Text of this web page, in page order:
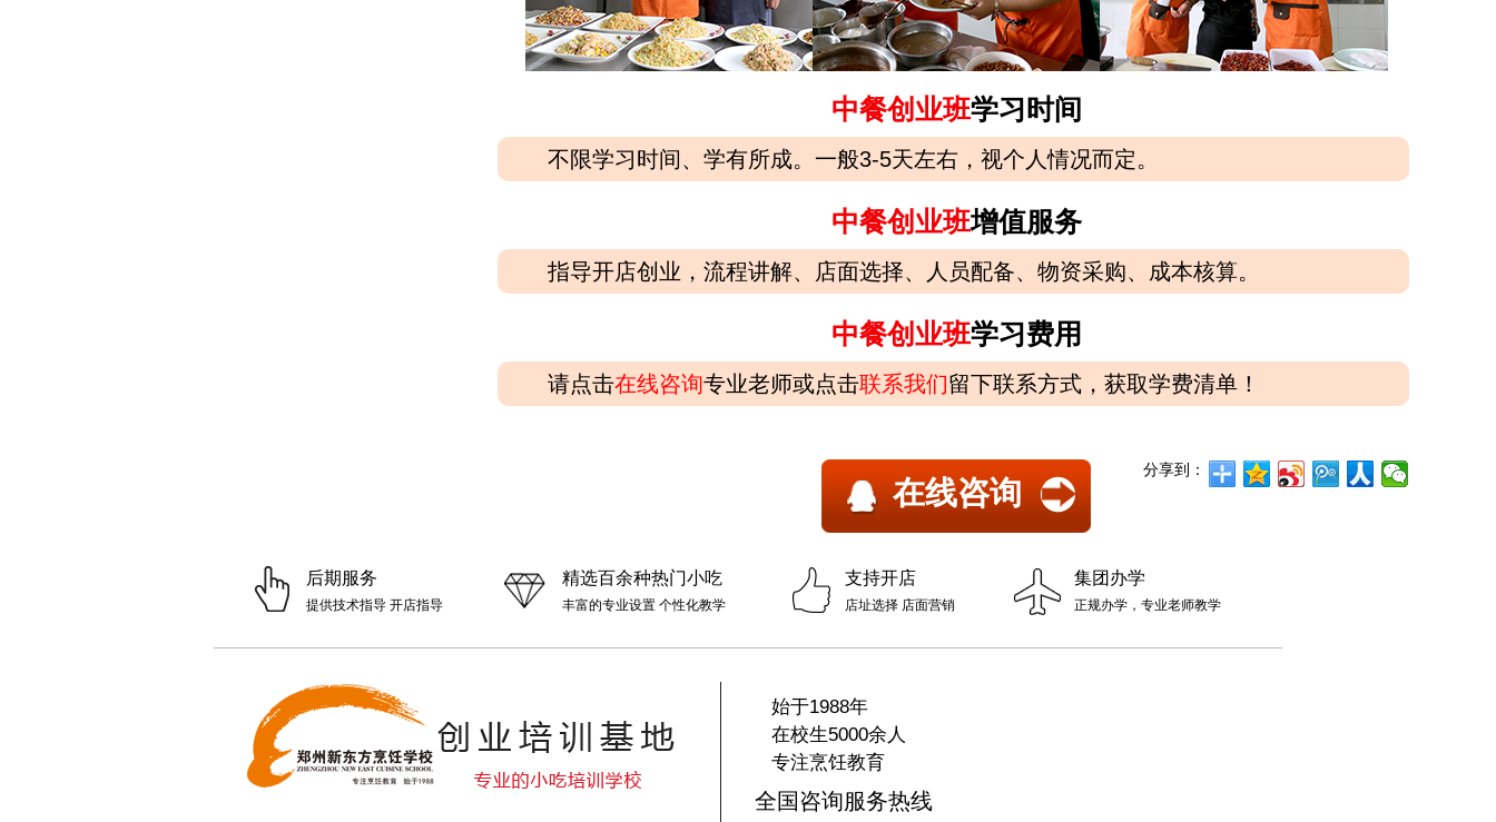
中餐创业班学习时间
不限学习时间、学有所成。一般3-5天左右，视个人情况而定。
中餐创业班增值服务
指导开店创业，流程讲解、店面选择、人员配备、物资采购、成本核算。
中餐创业班学习费用
请点击在线咨询专业老师或点击联系我们留下联系方式，获取学费清单！
分享到：
在线咨询
后期服务
提供技术指导 开店指导
精选百余种热门小吃
丰富的专业设置 个性化教学
支持开店
店址选择 店面营销
集团办学
正规办学，专业老师教学
始于1988年
在校生5000余人
专注烹饪教育
全国咨询服务热线